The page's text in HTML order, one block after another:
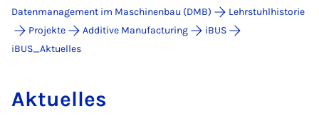
Datenmanagement im Maschinenbau (DMB)
Lehrstuhlhistorie
Projekte
Additive Manufacturing
iBUS
iBUS_Aktuelles
Ak­tu­el­les